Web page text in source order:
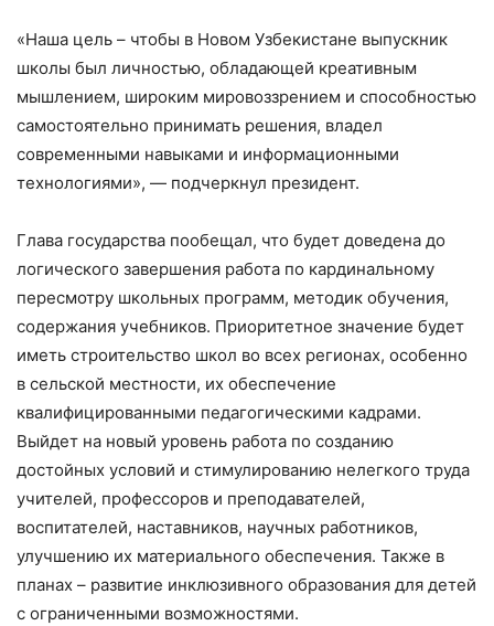
«Наша цель – чтобы в Новом Узбекистане выпускник
школы был личностью, обладающей креативным
мышлением, широким мировоззрением и способностью
самостоятельно принимать решения, владел
современными навыками и информационными
технологиями», — подчеркнул президент.
Глава государства пообещал, что будет доведена до
логического завершения работа по кардинальному
пересмотру школьных программ, методик обучения,
содержания учебников. Приоритетное значение будет
иметь строительство школ во всех регионах, особенно
в сельской местности, их обеспечение
квалифицированными педагогическими кадрами.
Выйдет на новый уровень работа по созданию
достойных условий и стимулированию нелегкого труда
учителей, профессоров и преподавателей,
воспитателей, наставников, научных работников,
улучшению их материального обеспечения. Также в
планах – развитие инклюзивного образования для детей
с ограниченными возможностями.